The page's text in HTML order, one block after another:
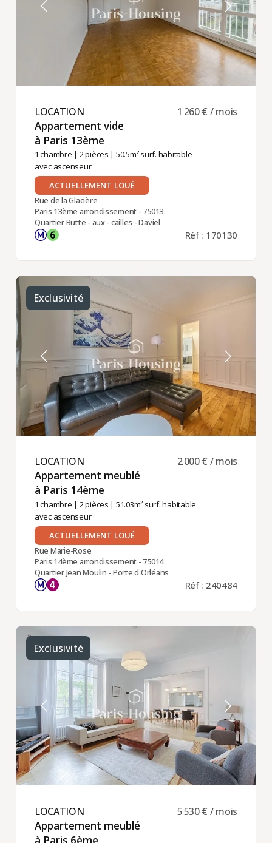
LOCATION ​
Appartement vide
à Paris 13ème ​
1 chambre | 2 pièces | 50.5m² surf. habitable
avec ascenseur
1 260 € / mois
ACTUELLEMENT LOUÉ
Rue de la Glacière
Paris 13ème arrondissement - 75013
Quartier Butte - aux - cailles - Daviel
Réf : 170130
Exclusivité
LOCATION ​
Appartement meublé
à Paris 14ème ​
1 chambre | 2 pièces | 51.03m² surf. habitable
avec ascenseur
2 000 € / mois
ACTUELLEMENT LOUÉ
Rue Marie-Rose
Paris 14ème arrondissement - 75014
Quartier Jean Moulin - Porte d'Orléans
Réf : 240484
Exclusivité
LOCATION ​
Appartement meublé
à Paris 6ème ​
5 530 € / mois